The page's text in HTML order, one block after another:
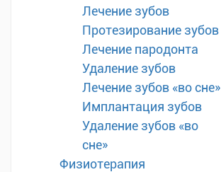
Лечение зубов
Протезирование зубов
Лечение пародонта
Удаление зубов
Лечение зубов «во сне»
Имплантация зубов
Удаление зубов «во
сне»
Физиотерапия